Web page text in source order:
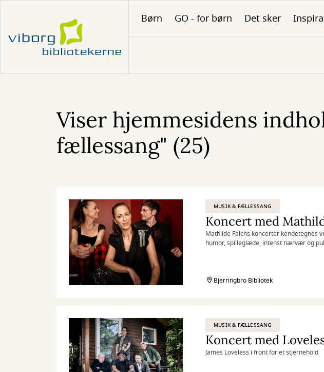
Børn GO - for børn Det sker
Viser hjemmesidens
fællessang" (25)
MUSIK & FÆLLESSANG
Koncert med
Mathilde Falchs koncerter kendetegnes
humor, spilleglæde, intenst nærvær og
Bjerringbro Bibliotek
MUSIK & FÆLLESSANG
Koncert med
James Loveless i front for et stjernehold